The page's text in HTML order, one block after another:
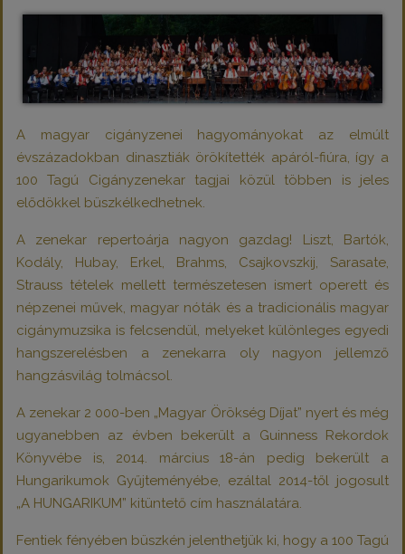
A magyar cigányzenei hagyományokat az elmúlt
évszázadokban dinasztiák örökítették apáról-fiúra, így a
100 Tagú Cigányzenekar tagjai közül többen is jeles
elődökkel büszkélkedhetnek.
A zenekar repertoárja nagyon gazdag! Liszt, Bartók,
Kodály, Hubay, Erkel, Brahms, Csajkovszkij, Sarasate,
Strauss tételek mellett természetesen ismert operett és
népzenei művek, magyar nóták és a tradicionális magyar
cigánymuzsika is felcsendül, melyeket különleges egyedi
hangszerelésben a zenekarra oly nagyon jellemző
hangzásvilág tolmácsol.
A zenekar 2 000-ben „Magyar Örökség Díjat” nyert és még
ugyanebben az évben bekerült a Guinness Rekordok
Könyvébe is, 2014. március 18-án pedig bekerült a
Hungarikumok Gyűjteményébe, ezáltal 2014-től jogosult
„A HUNGARIKUM” kitüntető cím használatára.
Fentiek fényében büszkén jelenthetjük ki, hogy a 100 Tagú